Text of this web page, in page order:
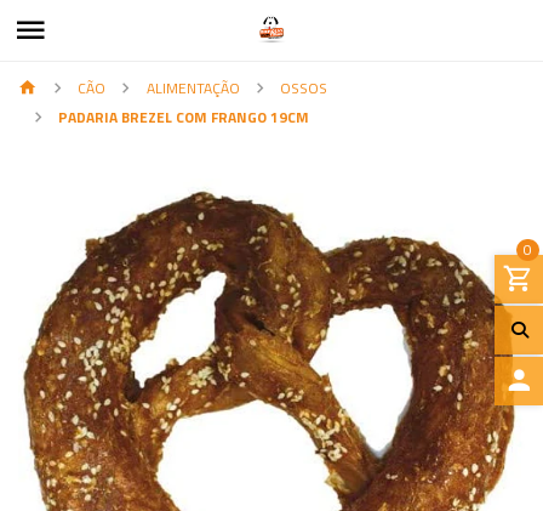
0
I
N
CÃO ALIMENTAÇÃO
OSSOS
PADARIA BREZEL COM FRANGO 19CM